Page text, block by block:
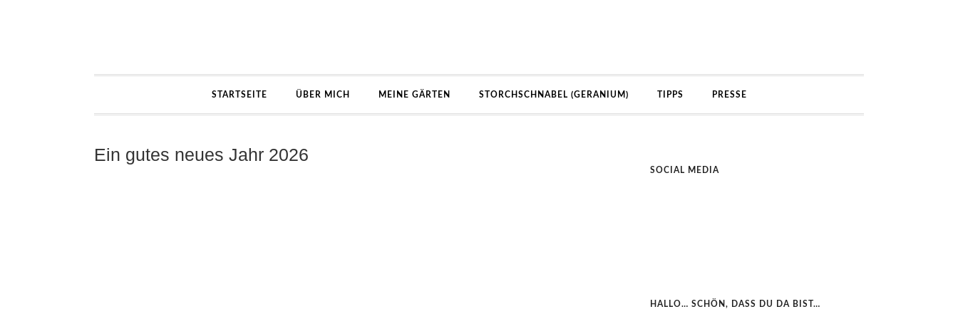
STARTSEITE ÜBER MICH MEINE GÄRTEN STORCHSCHNABEL (GERANIUM) TIPPS PRESSE
Ein gutes neues Jahr 2026
SOCIAL MEDIA
HALLO… SCHÖN, DASS DU DA BIST…